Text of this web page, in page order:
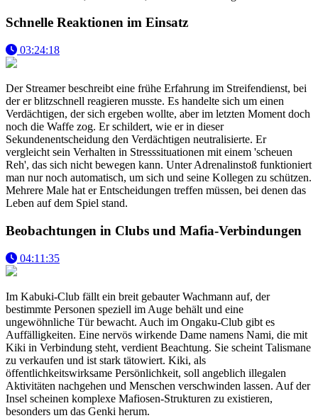
Schnelle Reaktionen im Einsatz
03:24:18
Der Streamer beschreibt eine frühe Erfahrung im Streifendienst, bei
der er blitzschnell reagieren musste. Es handelte sich um einen
Verdächtigen, der sich ergeben wollte, aber im letzten Moment doch
noch die Waffe zog. Er schildert, wie er in dieser
Sekundenentscheidung den Verdächtigen neutralisierte. Er
vergleicht sein Verhalten in Stresssituationen mit einem 'scheuen
Reh', das sich nicht bewegen kann. Unter Adrenalinstoß funktioniert
man nur noch automatisch, um sich und seine Kollegen zu schützen.
Mehrere Male hat er Entscheidungen treffen müssen, bei denen das
Leben auf dem Spiel stand.
Beobachtungen in Clubs und Mafia-Verbindungen
04:11:35
Im Kabuki-Club fällt ein breit gebauter Wachmann auf, der
bestimmte Personen speziell im Auge behält und eine
ungewöhnliche Tür bewacht. Auch im Ongaku-Club gibt es
Auffälligkeiten. Eine nervös wirkende Dame namens Nami, die mit
Kiki in Verbindung steht, verdient Beachtung. Sie scheint Talismane
zu verkaufen und ist stark tätowiert. Kiki, als
öffentlichkeitswirksame Persönlichkeit, soll angeblich illegalen
Aktivitäten nachgehen und Menschen verschwinden lassen. Auf der
Insel scheinen komplexe Mafiosen-Strukturen zu existieren,
besonders um das Genki herum.